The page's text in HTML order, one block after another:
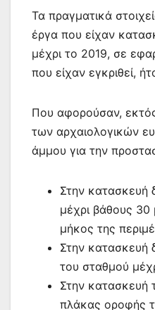
Τα πραγματικά
έργα που είχαν
μέχρι το 2019, σε
που είχαν εγκριθεί,
Που αφορούσαν,
των αρχαιολογικών
άμμου για την
Στην κατασκευή
μέχρι βάθους
μήκος της
Στην
του σταθμού
Στην κατασκευή
πλάκας οροφής